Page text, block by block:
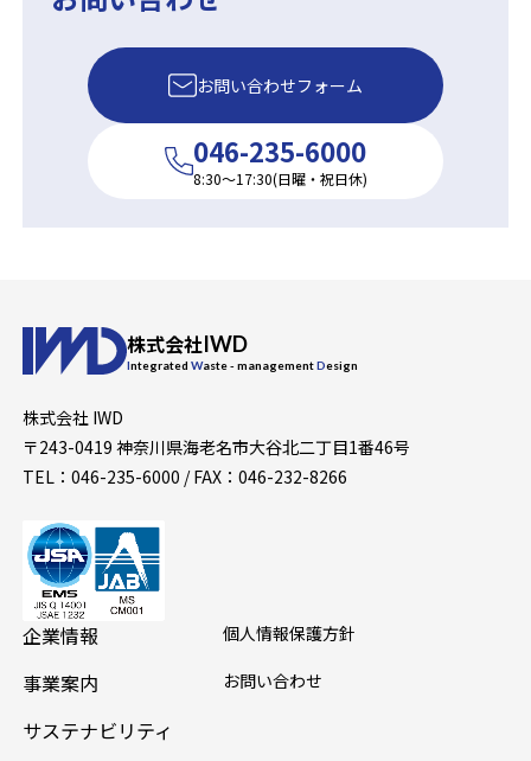
お問い合わせフォーム
046-235-6000
8:30〜17:30(日曜・祝日休)
株式会社IWD
Integrated Waste- management Design
株式会社 IWD
〒243-0419 神奈川県海老名市大谷北二丁目1番46号
TEL：046-235-6000 / FAX：046-232-8266
企業情報
事業案内
サステナビリティ
個人情報保護方針
お問い合わせ